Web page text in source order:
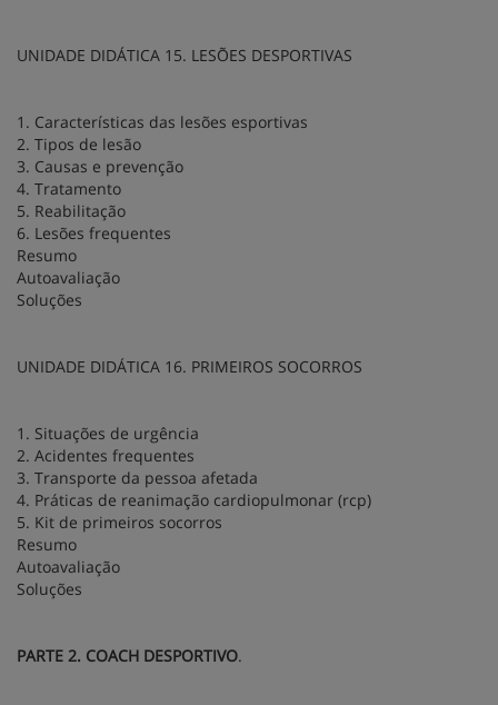
UNIDADE DIDÁTICA 15. LESÕES DESPORTIVAS
1. Características das lesões esportivas
2. Tipos de lesão
3. Causas e prevenção
4. Tratamento
5. Reabilitação
6. Lesões frequentes
Resumo
Autoavaliação
Soluções
UNIDADE DIDÁTICA 16. PRIMEIROS SOCORROS
1. Situações de urgência
2. Acidentes frequentes
3. Transporte da pessoa afetada
4. Práticas de reanimação cardiopulmonar (rcp)
5. Kit de primeiros socorros
Resumo
Autoavaliação
Soluções
PARTE 2. COACH DESPORTIVO.